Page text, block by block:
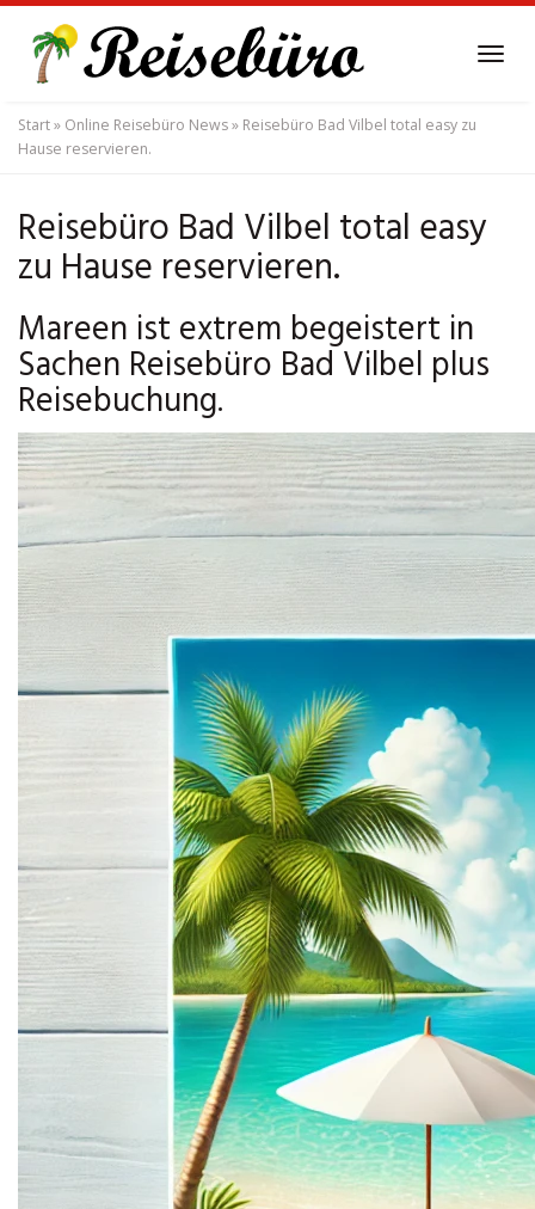
main
content
Start» Online Reisebüro News» Reisebüro Bad Vilbel total easy zu
Hause reservieren.
Reisebüro Bad Vilbel total easy
zu Hause reservieren.
Mareen ist extrem begeistert in
Sachen Reisebüro Bad Vilbel plus
Reisebuchung.